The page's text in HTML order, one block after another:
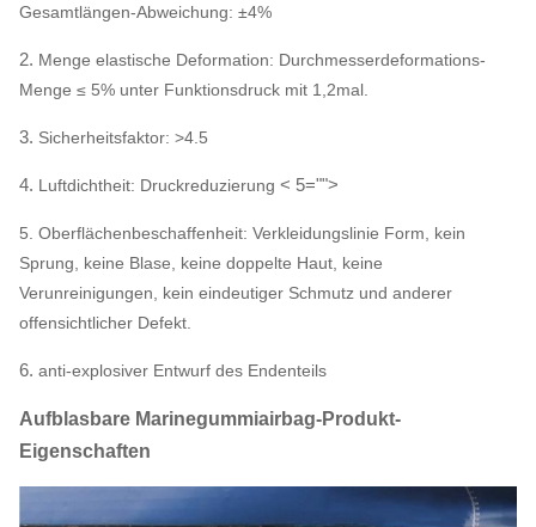
Gesamtlängen-Abweichung: ±4%
2. Menge elastische Deformation: Durchmesserdeformations-
Menge ≤ 5% unter Funktionsdruck mit 1,2mal.
3. Sicherheitsfaktor: >4.5
4. Luftdichtheit: Druckreduzierung < 5="">
5. Oberflächenbeschaffenheit: Verkleidungslinie Form, kein
Sprung, keine Blase, keine doppelte Haut, keine
Verunreinigungen, kein eindeutiger Schmutz und anderer
offensichtlicher Defekt.
6. anti-explosiver Entwurf des Endenteils
Aufblasbare Marinegummiairbag-Produkt-
Eigenschaften